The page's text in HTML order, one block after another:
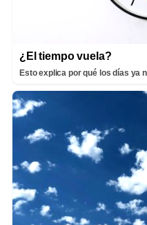
¿El tiempo vuela?
Esto explica por qué los días ya